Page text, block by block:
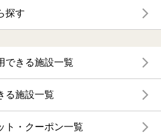
探す
できる施設一覧
る施設一覧
ト・クーポン一覧